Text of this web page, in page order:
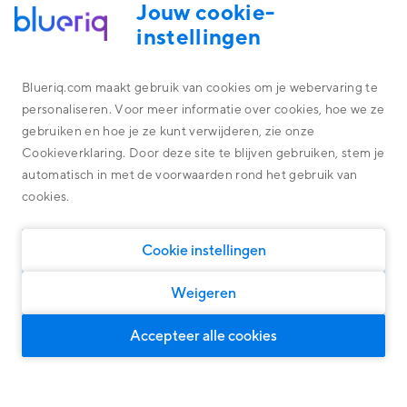
Platform
Alles omtrent de technologie achter ons platform
Blueriq Cloud
Nieuwste features
Research
Overheid
Financial Services
Software
Woningcorporaties
Algemene oplossingen
Persoonlijke klantreizen
Door middel van Dynamic Case Management
Voor intelligente en persoonlijke dialogen
Compliance
Ontdek wat onze oplossingen kunnen opleveren
Klanten Financial Services
Klanten Software
Robust Modeling
Deze cursus is bestemd voor Business Engineers die willen
leren hoe je een robuust model opzet.
Blueriq Academy
Interesse in deze training?
Jouw cookie-
instellingen
Blueriq.com maakt gebruik van cookies om je webervaring te
personaliseren. Voor meer informatie over cookies, hoe we ze
gebruiken en hoe je ze kunt verwijderen, zie onze
Cookieverklaring. Door deze site te blijven gebruiken, stem je
automatisch in met de voorwaarden rond het gebruik van
cookies.
Cookie instellingen
Weigeren
Accepteer alle cookies